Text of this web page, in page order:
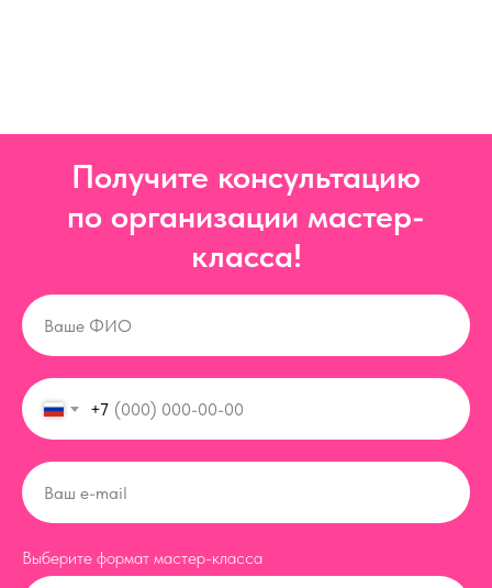
Получите консультацию
по организации мастер-
класса!
+7
Выберите формат мастер-класса